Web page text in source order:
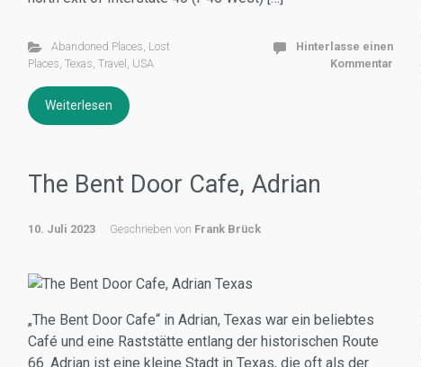
Abandoned Places, Lost
Places, Texas, Travel , USA
Hinterlasse einen
Kommentar
Weiterlesen
The Bent Door Cafe, Adrian
10. Juli 2023 Geschrieben von Frank Brück
„The Bent Door Cafe“ in Adrian, Texas war ein beliebtes
Café und eine Raststätte entlang der historischen Route
66. Adrian ist eine kleine Stadt in Texas, die oft als der